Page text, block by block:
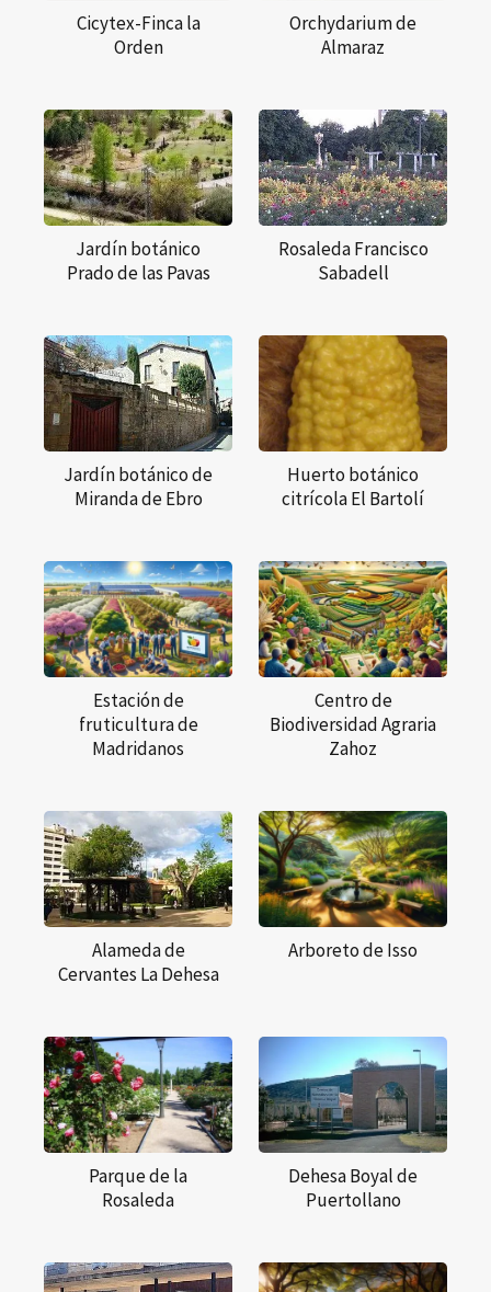
Cicytex-Finca la
Orden
Orchydarium de
Almaraz
Jardín botánico
Prado de las Pavas
Rosaleda Francisco
Sabadell
Jardín botánico de
Miranda de Ebro
Huerto botánico
citrícola El Bartolí
Estación de
fruticultura de
Madridanos
Centro de
Biodiversidad Agraria
Zahoz
Alameda de
Cervantes La Dehesa
Arboreto de Isso
Parque de la
Rosaleda
Dehesa Boyal de
Puertollano